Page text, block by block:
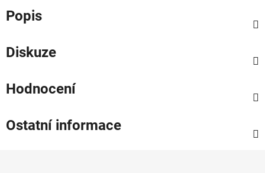
Popis
Diskuze
Hodnocení
Ostatní informace